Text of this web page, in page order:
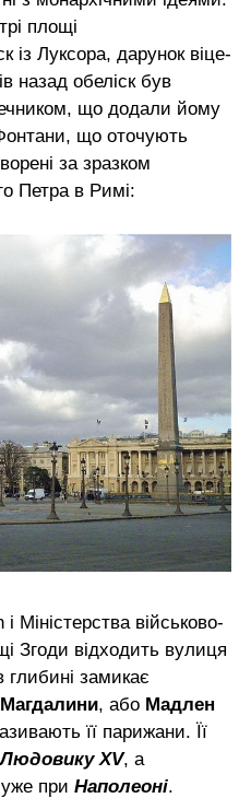
площі
із Луксора, дарунок віце-
назад обеліск був
що додали йому
що оточують
за зразком
Петра в Римі:
Міністерства військово-
Згоди відходить вулиця
замикає
, або Мадлен
її парижани. Її
Людовику XV, а
уже при Наполеоні.